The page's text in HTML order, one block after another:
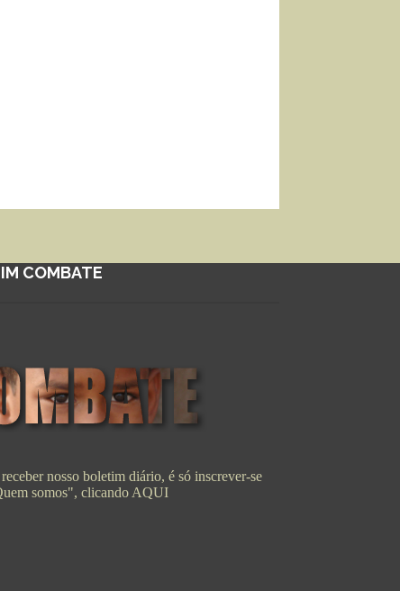
COMBATE
nosso boletim diário, é só inscrever-se
somos", clicandoAQUI